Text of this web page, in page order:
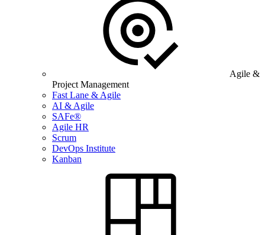
Agile &
Project Management
Fast Lane & Agile
AI & Agile
SAFe®
Agile HR
Scrum
DevOps Institute
Kanban